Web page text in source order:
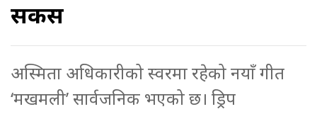
सकस
अस्मिता अधिकारीको स्वरमा रहेको नयाँ गीत
‘मखमली’ सार्वजनिक भएको छ। ड्रिप